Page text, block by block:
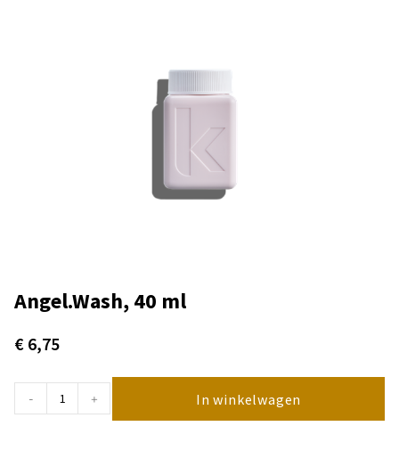
Angel.Wash, 40 ml
€ 6,75
- + In winkelwagen